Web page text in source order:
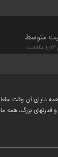
متوسط
دنیای آن وقت
قدرتهای بزرگ،